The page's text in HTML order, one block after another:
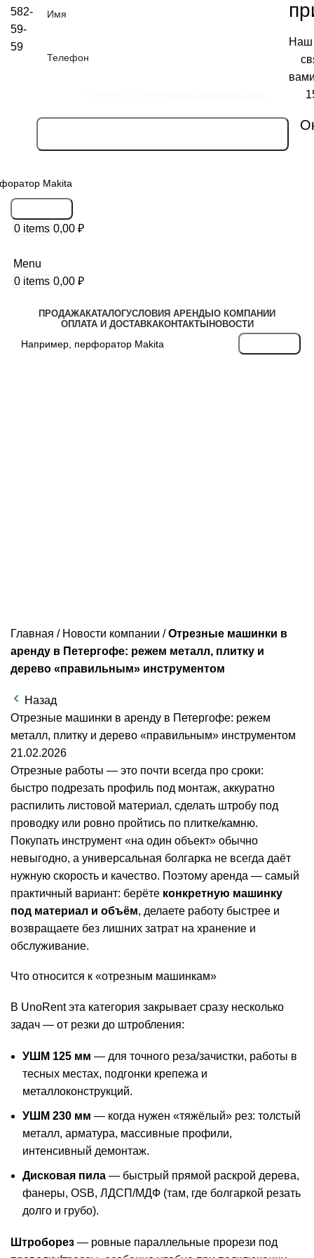
582-
59-
59
Наш
0 items 0,00 ₽
Menu
0 items 0,00 ₽
ПРОДАЖАКАТАЛОГУСЛОВИЯ АРЕНДЫ О КОМПАНИИ
ОПЛАТА И ДОСТАВКАКОНТАКТЫ НОВОСТИ
Главная / Новости компании /Отрезные машинки в
аренду в Петергофе: режем металл, плитку и
дерево «правильным» инструментом
Назад
Отрезные машинки в аренду в Петергофе: режем
металл, плитку и дерево «правильным» инструментом
21.02.2026
Отрезные работы — это почти всегда про сроки:
быстро подрезать профиль под монтаж, аккуратно
распилить листовой материал, сделать штробу под
проводку или ровно пройтись по плитке/камню.
Покупать инструмент «на один объект» обычно
невыгодно, а универсальная болгарка не всегда даёт
нужную скорость и качество. Поэтому аренда — самый
практичный вариант: берёте конкретную машинку
под материал и объём, делаете работу быстрее и
возвращаете без лишних затрат на хранение и
обслуживание.
Что относится к «отрезным машинкам»
В UnoRent эта категория закрывает сразу несколько
задач — от резки до штробления:
УШМ 125 мм — для точного реза/зачистки, работы в
тесных местах, подгонки крепежа и
металлоконструкций.
УШМ 230 мм — когда нужен «тяжёлый» рез: толстый
металл, арматура, массивные профили,
интенсивный демонтаж.
Дисковая пила — быстрый прямой раскрой дерева,
фанеры, OSB, ЛДСП/МДФ (там, где болгаркой резать
долго и грубо).
Штроборез — ровные параллельные прорези под